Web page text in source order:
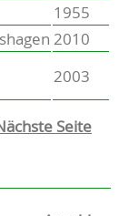
1955
2010
2003
Seite